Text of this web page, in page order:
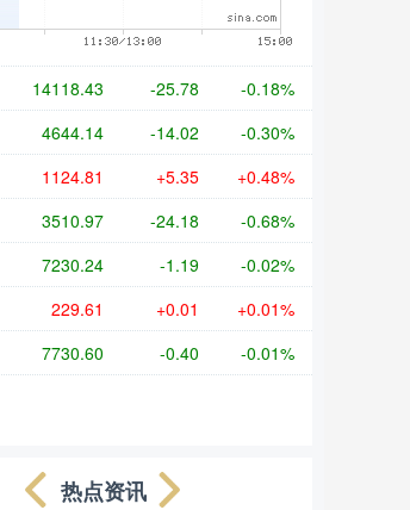
14118.43 -25.78 -0.18%
4644.14 -14.02 -0.30%
1124.81 +5.35 +0.48%
3510.97 -24.18 -0.68%
7230.24 -1.19 -0.02%
229.61 +0.01 +0.01%
7730.60 -0.40 -0.01%
热点资讯